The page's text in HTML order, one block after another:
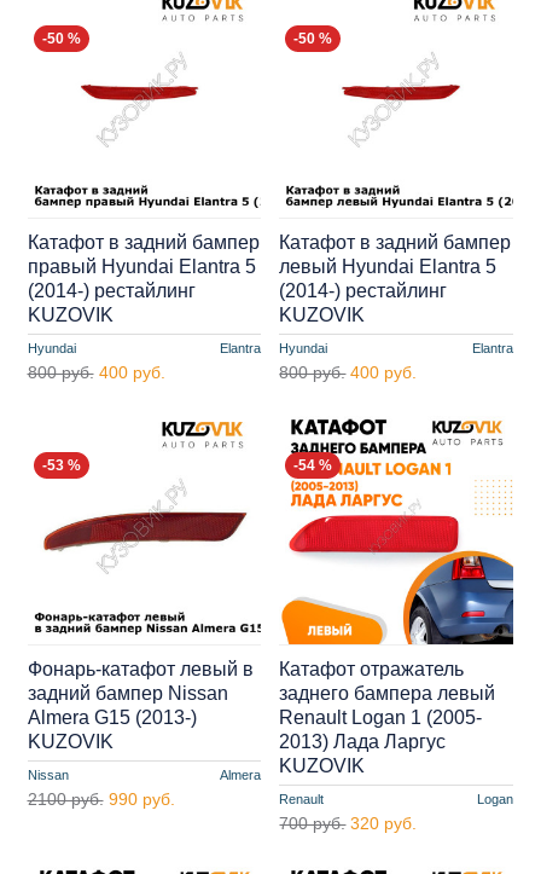
-50 %
Hyundai Elantra
Катафот в задний бампер
правый Hyundai Elantra 5
(2014-) рестайлинг
KUZOVIK
800 руб. 400 руб.
-50 %
Hyundai Elantra
Катафот в задний бампер
левый Hyundai Elantra 5
(2014-) рестайлинг
KUZOVIK
800 руб. 400 руб.
-53 %
Nissan Almera
Фонарь-катафот левый в
задний бампер Nissan
Almera G15 (2013-)
KUZOVIK
2100 руб. 990 руб.
-54 %
Renault Logan
Катафот отражатель
заднего бампера левый
Renault Logan 1 (2005-
2013) Лада Ларгус
KUZOVIK
700 руб. 320 руб.